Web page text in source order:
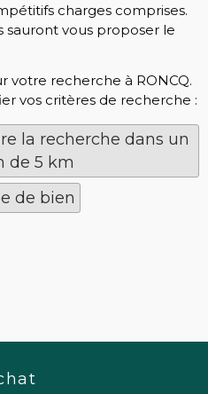
charges comprises.
sauront vous proposer le
votre recherche à RONCQ.
vos critères de recherche :
la recherche dans un
de 5 km
de bien